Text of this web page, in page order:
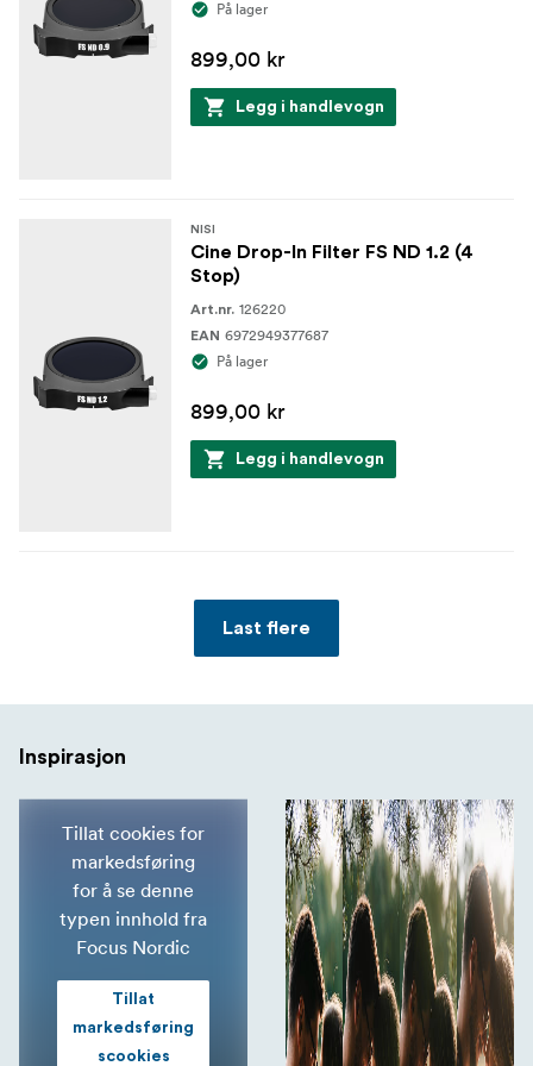
På lager
899,00 kr
Legg i handlevogn
NISI
Cine Drop-In Filter FS ND 1.2 (4
Stop)
Art.nr. 126220
EAN 6972949377687
På lager
899,00 kr
Legg i handlevogn
Last flere
Inspirasjon
Tillat cookies for
markedsføring
for å se denne
typen innhold fra
Focus Nordic
Tillat
markedsføring
scookies